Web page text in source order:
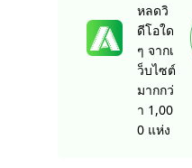
หลดวิ
ดีโอใด
ๆ จากเ
ว็บไซต์
มากกว่
า 1,00
0 แห่ง